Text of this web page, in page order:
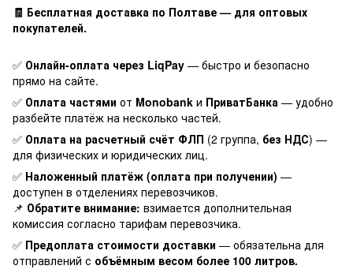
🧾 Бесплатная доставка по Полтаве — для оптовых
покупателей.
✅ Онлайн-оплата через LiqPay — быстро и безопасно
прямо на сайте.
✅ Оплата частями от Monobank и ПриватБанка — удобно
разбейте платёж на несколько частей.
✅ Оплата на расчетный счёт ФЛП (2 группа, без НДС) —
для физических и юридических лиц.
✅ Наложенный платёж (оплата при получении) —
доступен в отделениях перевозчиков.
📌 Обратите внимание: взимается дополнительная
комиссия согласно тарифам перевозчика.
✅ Предоплата стоимости доставки — обязательна для
отправлений с объёмным весом более 100 литров.